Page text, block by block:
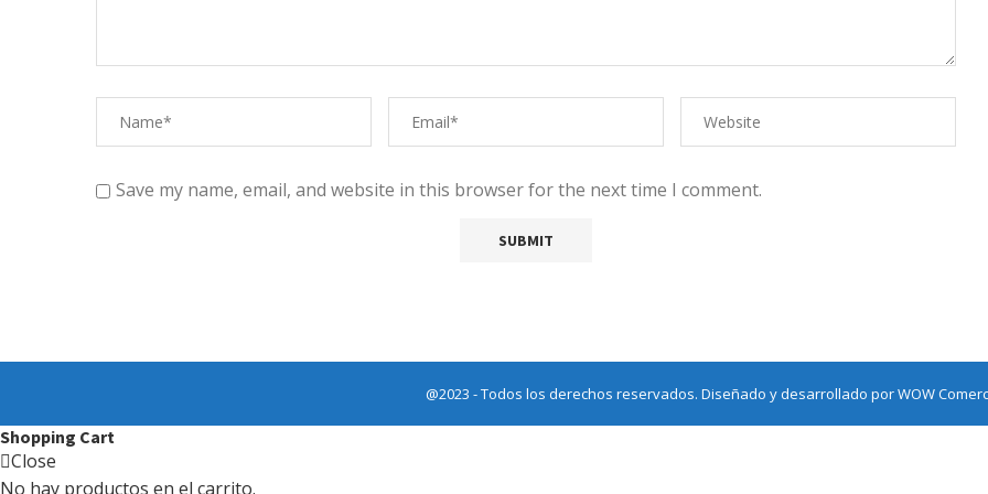
Save my name, email, and website in this browser for the next time I comment.
@2023 - Todos los derechos reservados. Diseñado y desarrollado porWOW
Shopping Cart
Close
No hay productos en el carrito.